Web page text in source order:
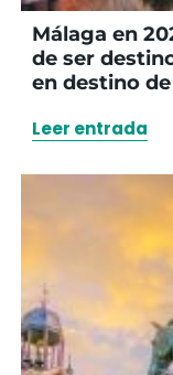
Málaga en
de ser
en destino
Leer entrada